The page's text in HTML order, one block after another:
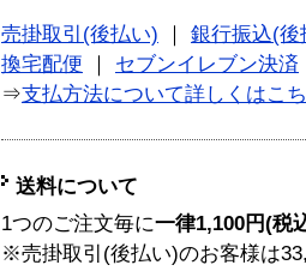
売掛取引(後払い)
銀行振込(後
換宅配便
セブンイレブン決済
⇒支払方法について詳しくはこ
送料について
1つのご注文毎に一律1,100円(税
※売掛取引(後払い)のお客様は